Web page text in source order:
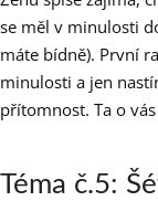
se měl v minulosti
máte bídně). První
minulosti a jen
přítomnost. Ta o
Téma č.5: